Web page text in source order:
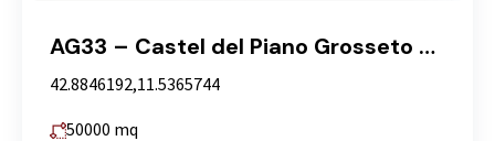
AG33 – Castel del Piano Grosseto vendesi azienda agricola di circa ha 5
42.8846192,11.5365744
50000 mq